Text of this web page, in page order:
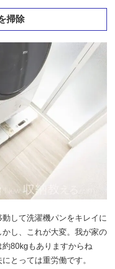
掃除
して洗濯機パンをキレイに
し、これが大変。我が家の
80kgもありますからね
とっては重労働です。